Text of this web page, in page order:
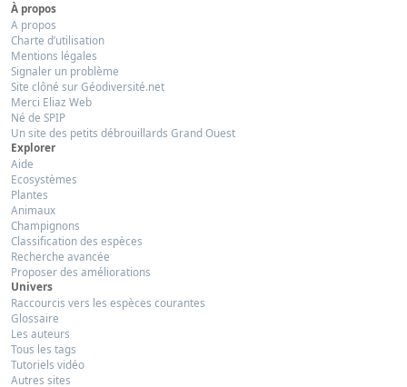
À propos
A propos
Charte d’utilisation
Mentions légales
Signaler un problème
Site clôné sur Géodiversité.net
Merci Eliaz Web
Né de SPIP
Un site des petits débrouillards Grand Ouest
Explorer
Aide
Ecosystèmes
Plantes
Animaux
Champignons
Classification des espèces
Recherche avancée
Proposer des améliorations
Univers
Raccourcis vers les espèces courantes
Glossaire
Les auteurs
Tous les tags
Tutoriels vidéo
Autres sites